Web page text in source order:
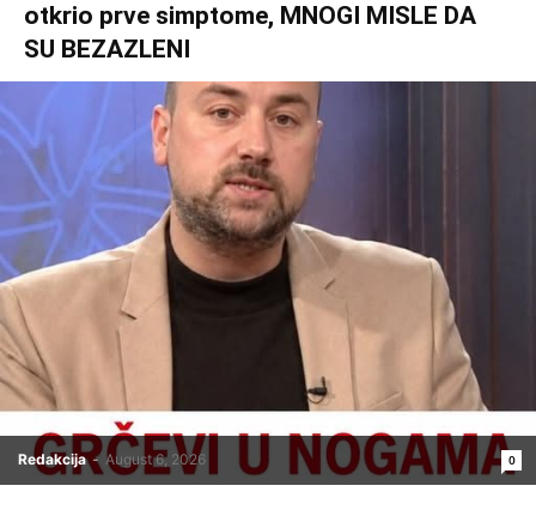
otkrio prve simptome, MNOGI MISLE DA
SU BEZAZLENI
Redakcija - August 6, 2026 0